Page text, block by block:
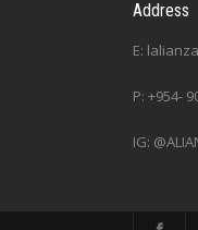
Address
E:
P: +954-
IG: